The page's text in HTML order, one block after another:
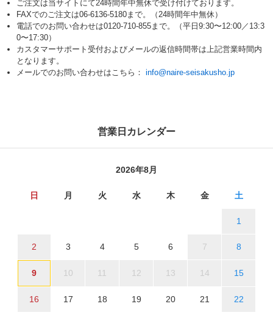
ご注文は当サイトにて24時間年中無休で受け付けております。
FAXでのご注文は06-6136-5180まで。（24時間年中無休）
電話でのお問い合わせは0120-710-855まで。（平日9:30〜12:00／13:3
0〜17:30）
カスタマーサポート受付およびメールの返信時間帯は上記営業時間内
となります。
メールでのお問い合わせはこちら： info@naire-seisakusho.jp
営業日カレンダー
2026年8月
日 月 火 水 木 金 土
1
2 3 4 5 6 7 8
9 10 11 12 13 14 15
16 17 18 19 20 21 22